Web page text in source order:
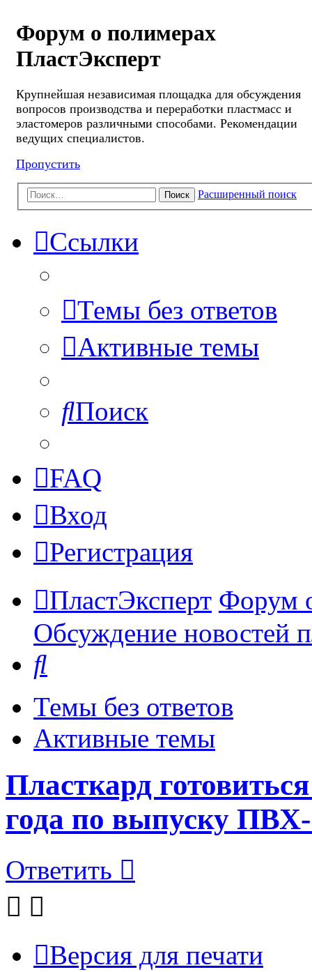
Форум о полимерах
ПластЭксперт
Крупнейшая независимая площадка для обсуждения
вопросов производства и переработки пластмасс и
эластомеров различными способами. Рекомендации
ведущих специалистов.
Пропустить
Поиск Расширенный поиск
Ссылки
Темы без ответов
Активные темы
Поиск
FAQ
Вход
Регистрация
ПластЭксперт Форум
Обсуждение новостей
Темы без ответов
Активные темы
Пласткард
года по выпуску
Ответить
Версия для печати